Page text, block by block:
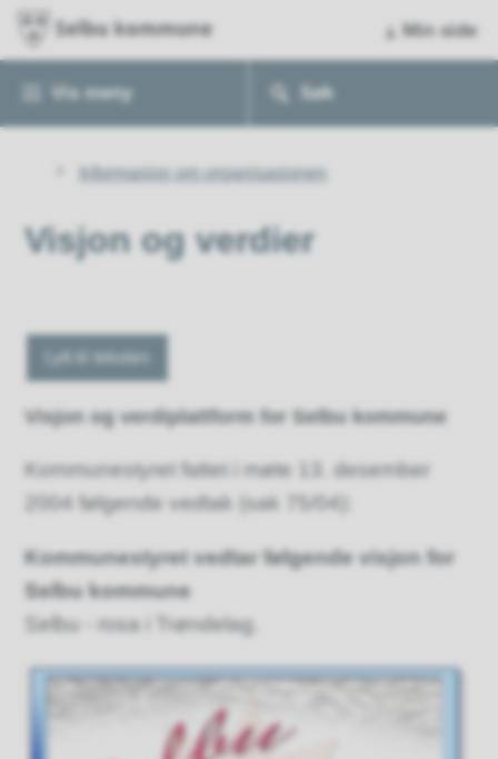
Vis meny Søk
Min side
Informasjon om organisasjonen
Visjon og verdier
Lytt til teksten
Visjon og verdiplattform for Selbu kommune
Kommunestyret fattet i møte 13. desember
2004 følgende vedtak (sak 75/04):
Kommunestyret vedtar følgende visjon for
Selbu kommune
Selbu - rosa i Trøndelag.